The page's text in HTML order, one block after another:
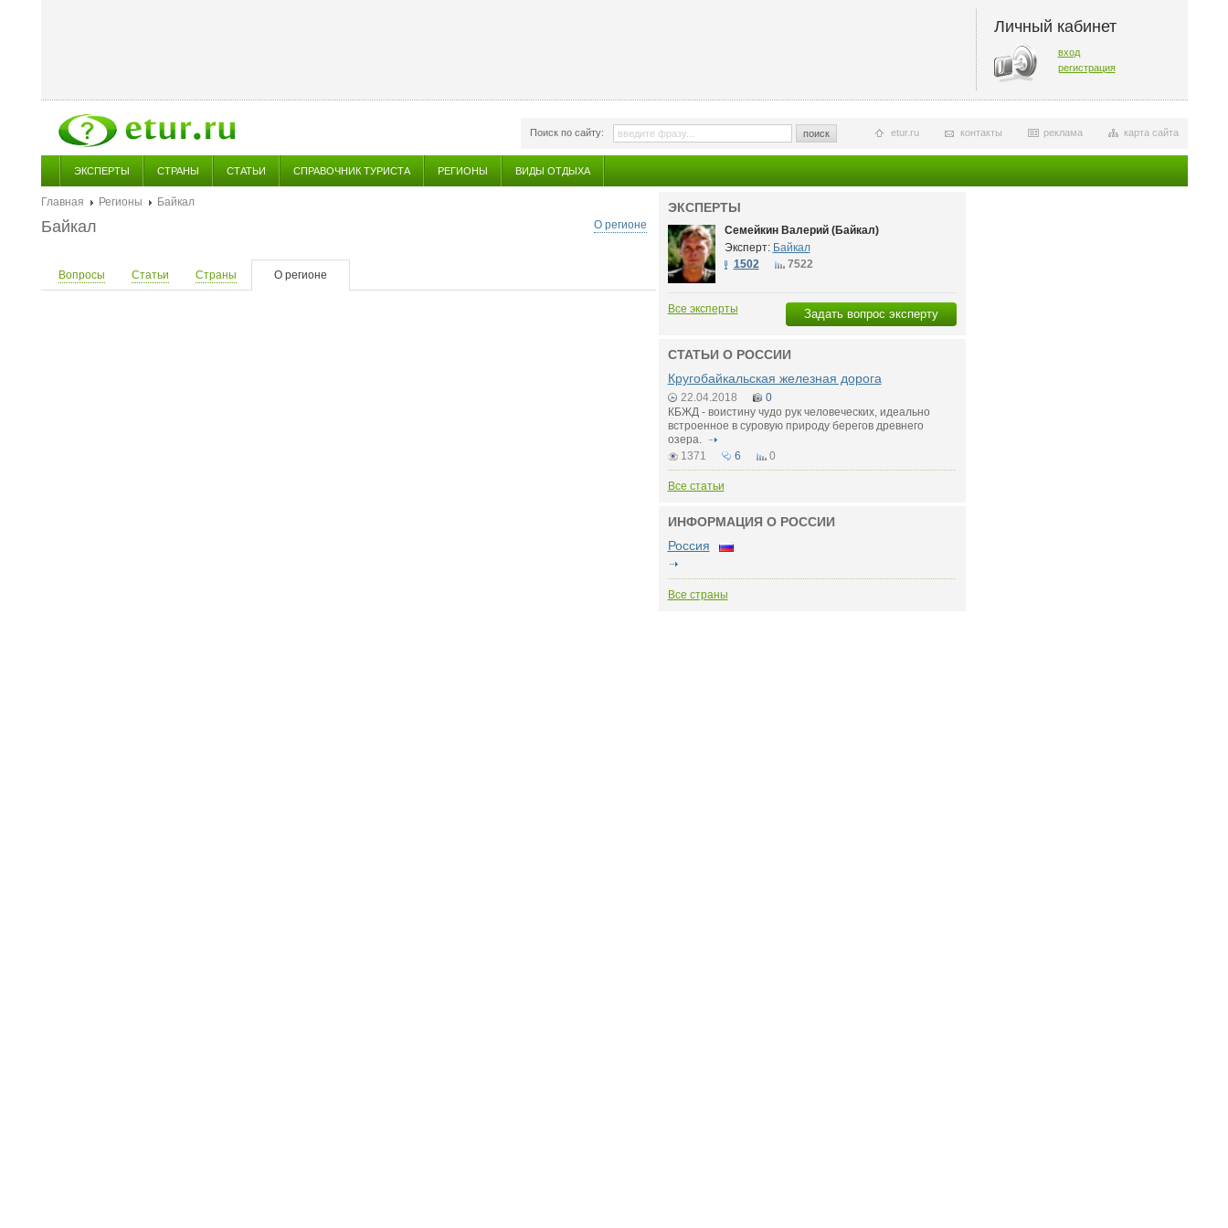
Личный кабинет
вход
регистрация
Поиск по сайту: поиск карта сайта
реклама
контакты
etur.ru
ЭКСПЕРТЫ СТРАНЫ СТАТЬИ СПРАВОЧНИК ТУРИСТА РЕГИОНЫ ВИДЫ ОТДЫХА
Главная Регионы
Байкал
О регионе
Байкал
Вопросы Статьи Страны О регионе
ЭКСПЕРТЫ
Семейкин Валерий (Байкал)
Эксперт: Байкал
1502
7522
Задать вопрос эксперту
Все эксперты
СТАТЬИ О РОССИИ
Кругобайкальская железная дорога
22.04.2018
0
КБЖД - воистину чудо рук человеческих, идеально
встроенное в суровую природу берегов древнего
озера.
1371
6 0
Все статьи
ИНФОРМАЦИЯ О РОССИИ
Россия
Все страны